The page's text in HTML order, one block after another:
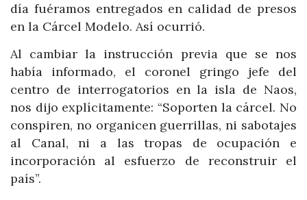
día fuéramos entregados en calidad de presos
en la Cárcel Modelo. Así ocurrió.
Al cambiar la instrucción previa que se nos
había informado, el coronel gringo jefe del
centro de interrogatorios en la isla de Naos,
nos dijo explícitamente: “Soporten la cárcel. No
conspiren, no organicen guerrillas, ni sabotajes
al Canal, ni a las tropas de ocupación e
incorporación al esfuerzo de reconstruir el
país”.